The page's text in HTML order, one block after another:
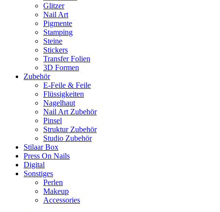
Glitzer
Nail Art
Pigmente
Stamping
Steine
Stickers
Transfer Folien
3D Formen
Zubehör
E-Feile & Feile
Flüssigkeiten
Nagelhaut
Nail Art Zubehör
Pinsel
Struktur Zubehör
Studio Zubehör
Stilaar Box
Press On Nails
Digital
Sonstiges
Perlen
Makeup
Accessories